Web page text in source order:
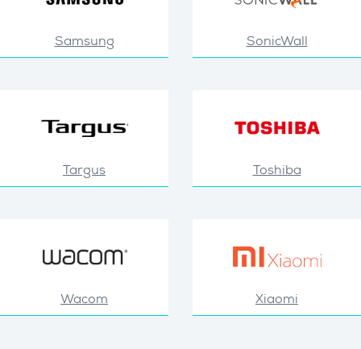
Samsung SonicWall
Targus Toshiba
Wacom Xiaomi